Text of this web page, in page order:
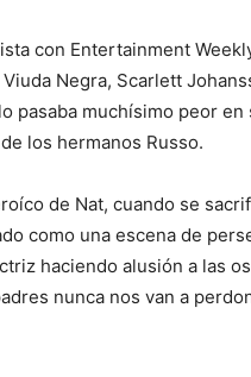
con Entertainment
Negra, Scarlett
pasaba muchísimo peor
los hermanos Russo.
de Nat, cuando se
como una escena de
haciendo alusión a las
nunca nos van a